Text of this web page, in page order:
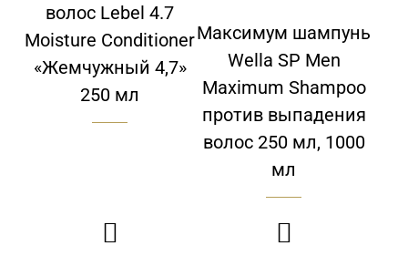
волос Lebel 4.7
Moisture Conditioner
«Жемчужный 4,7»
250 мл

Максимум шампунь
Wella SP Men
Maximum Shampoo
против выпадения
волос 250 мл, 1000
мл
